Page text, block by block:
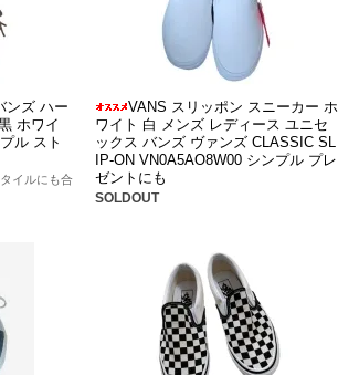
ンズ ハー
ホワイ
ル スト
イルにも合
VANS スリッポン スニーカー ホ
ワイト 白 メンズ レディース ユニセ
ックス バンズ ヴァンズ CLASSIC SL
IP-ON VN0A5AO8W00 シンプル プレ
ゼントにも
SOLDOUT